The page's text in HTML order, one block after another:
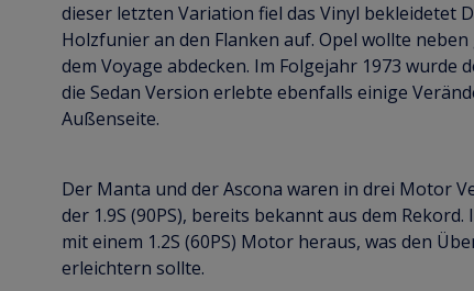
dieser letzten Variation fiel das Vinyl bekleidetet
Holzfunier an den Flanken auf. Opel wollte
dem Voyage abdecken. Im Folgejahr 1973
die Sedan Version erlebte ebenfalls einige
Außenseite.
Der Manta und der Ascona waren in drei Motor
der 1.9S (90PS), bereits bekannt aus dem
mit einem 1.2S (60PS) Motor heraus, was den
erleichtern sollte.